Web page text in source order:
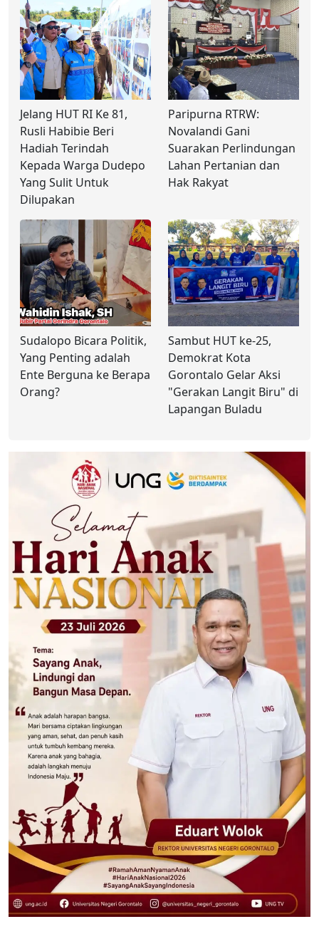
Jelang HUT RI Ke 81,
Rusli Habibie Beri
Hadiah Terindah
Kepada Warga Dudepo
Yang Sulit Untuk
Dilupakan
Paripurna RTRW:
Novalandi Gani
Suarakan Perlindungan
Lahan Pertanian dan
Hak Rakyat
Sudalopo Bicara Politik,
Yang Penting adalah
Ente Berguna ke Berapa
Orang?
Sambut HUT ke-25,
Demokrat Kota
Gorontalo Gelar Aksi
"Gerakan Langit Biru" di
Lapangan Buladu